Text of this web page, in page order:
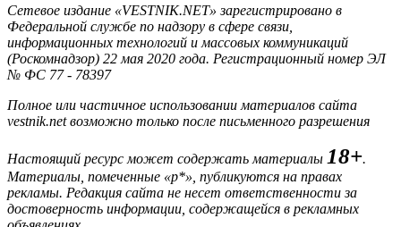
Сетевое издание «VESTNIK.NET» зарегистрировано в
Федеральной службе по надзору в сфере связи,
информационных технологий и массовых коммуникаций
(Роскомнадзор) 22 мая 2020 года. Регистрационный номер ЭЛ
№ ФС 77 - 78397
Полное или частичное использовании материалов сайта
vestnik.net возможно только после письменного разрешения
Настоящий ресурс может содержать материалы 18+.
Материалы, помеченные «р*», публикуются на правах
рекламы. Редакция сайта не несет ответственности за
достоверность информации, содержащейся в рекламных